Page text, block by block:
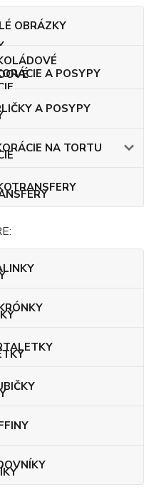
OBRÁZKY
A POSYPY
A POSYPY
NA TORTU